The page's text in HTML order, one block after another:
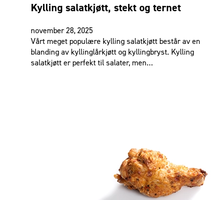
Kylling salatkjøtt, stekt og ternet
november 28, 2025
Vårt meget populære kylling salatkjøtt består av en
blanding av kyllinglårkjøtt og kyllingbryst. Kylling
salatkjøtt er perfekt til salater, men…